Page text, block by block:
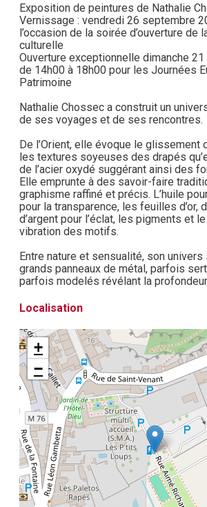
Exposition de peintures de Nathalie
Vernissage : vendredi 26 septembre
l’occasion de la soirée d’ouverture de
culturelle
Ouverture exceptionnelle dimanche
de 14h00 à 18h00 pour les Journées
Patrimoine
Nathalie Chossec a construit un
de ses voyages et de ses rencontres.
De l’Orient, elle évoque le glissement
les textures soyeuses des drapés
de l’acier oxydé suggérant ainsi des
Elle emprunte à des savoir-faire
graphisme raffiné et précis. L’huile
pour la transparence, les feuilles d’or,
d’argent pour l’éclat, les pigments et
vibration des motifs.
Entre nature et sensualité, son
grands panneaux de métal, parfois
parfois modelés révélant la
Localisation
+
−